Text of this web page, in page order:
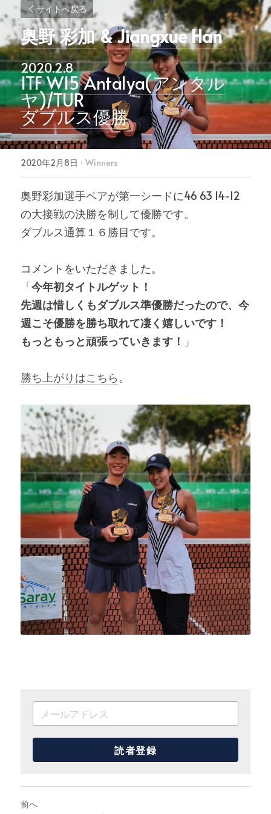
サイトへ戻る
奥野 彩加 & Jiangxue Han
2020.2.8
ITF W15 Antalya(アンタル
ヤ)/TUR
ダブルス優勝
2020年2月8日 · Winners
奥野彩加選手ペアが第一シードに46 63 14-12
の大接戦の決勝を制して優勝です。
ダブルス通算１６勝目です。
コメントをいただきました。
「今年初タイトルゲット！
先週は惜しくもダブルス準優勝だったので、今
週こそ優勝を勝ち取れて凄く嬉しいです！
もっともっと頑張っていきます！ 」
勝ち上がりはこちら。
読者登録
前へ